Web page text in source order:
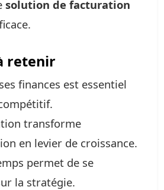
solution de facturation
retenir
finances est essentiel
transforme
en levier de croissance.
permet de se
la stratégie.